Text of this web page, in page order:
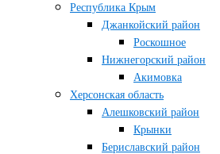
Республика Крым
Джанкойский район
Роскошное
Нижнегорский район
Акимовка
Херсонская область
Алешковский район
Крынки
Бериславский район